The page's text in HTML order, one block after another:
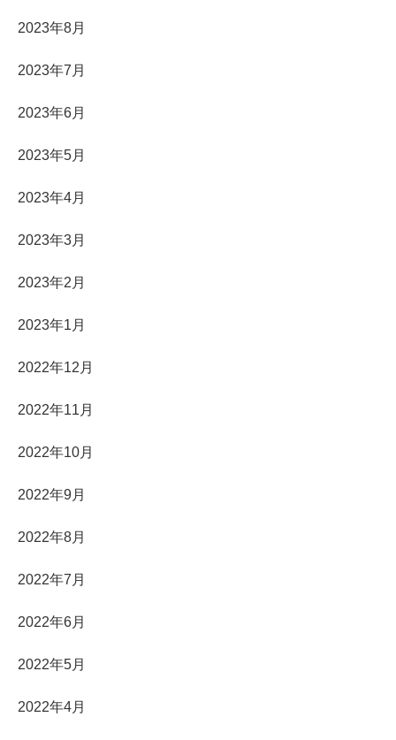
2023年8月
2023年7月
2023年6月
2023年5月
2023年4月
2023年3月
2023年2月
2023年1月
2022年12月
2022年11月
2022年10月
2022年9月
2022年8月
2022年7月
2022年6月
2022年5月
2022年4月